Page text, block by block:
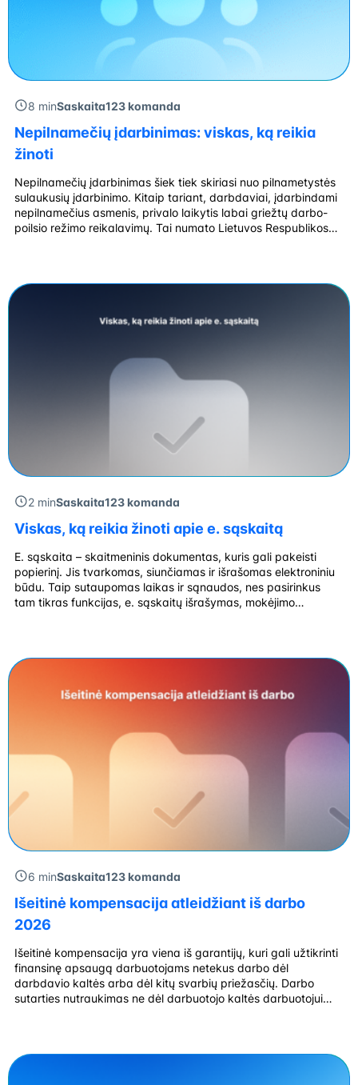
8 minSaskaita123 komanda
Nepilnamečių įdarbinimas: viskas, ką reikia
žinoti
Nepilnamečių įdarbinimas šiek tiek skiriasi nuo pilnametystės
sulaukusių įdarbinimo. Kitaip tariant, darbdaviai, įdarbindami
nepilnamečius asmenis, privalo laikytis labai griežtų darbo-
poilsio režimo reikalavimų. Tai numato Lietuvos Respublikos
sezono metu. Galiausiai, patys moksleiviai rodo didesnį
2 minSaskaita123 komanda
Viskas, ką reikia žinoti apie e. sąskaitą
E. sąskaita – skaitmeninis dokumentas, kuris gali pakeisti
popierinį. Jis tvarkomas, siunčiamas ir išrašomas elektroniniu
būdu. Taip sutaupomas laikas ir sąnaudos, nes pasirinkus
tam tikras funkcijas, e. sąskaitų išrašymas, mokėjimo
dažniausiai […]
6 minSaskaita123 komanda
Išeitinė kompensacija atleidžiant iš darbo
2026
Išeitinė kompensacija yra viena iš garantijų, kuri gali užtikrinti
finansinę apsaugą darbuotojams netekus darbo dėl
darbdavio kaltės arba dėl kitų svarbių priežasčių. Darbo
sutarties nutraukimas ne dėl darbuotojo kaltės darbuotojui